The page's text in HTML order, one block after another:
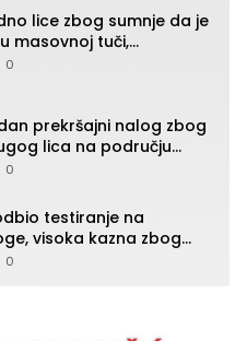
lice zbog sumnje da je
masovnoj tuči,
povrede
0
prekršajni nalog zbog
lica na području
0
testiranje na
visoka kazna zbog
o osnovama
0